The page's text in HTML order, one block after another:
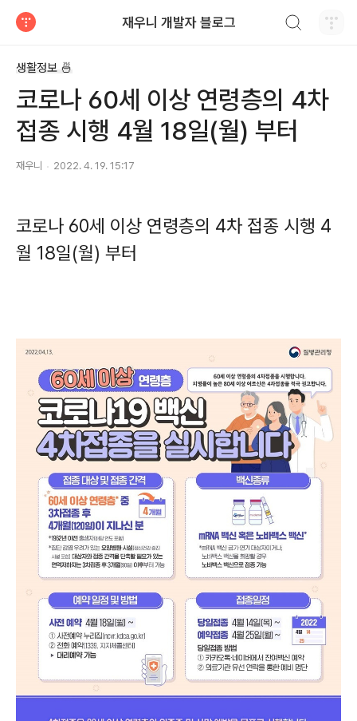
재우니 개발자 블로그
생활정보 🍜
코로나 60세 이상 연령층의 4차
접종 시행 4월 18일(월) 부터
재우니 2022. 4. 19. 15:17
코로나 60세 이상 연령층의 4차 접종 시행 4
월 18일(월) 부터